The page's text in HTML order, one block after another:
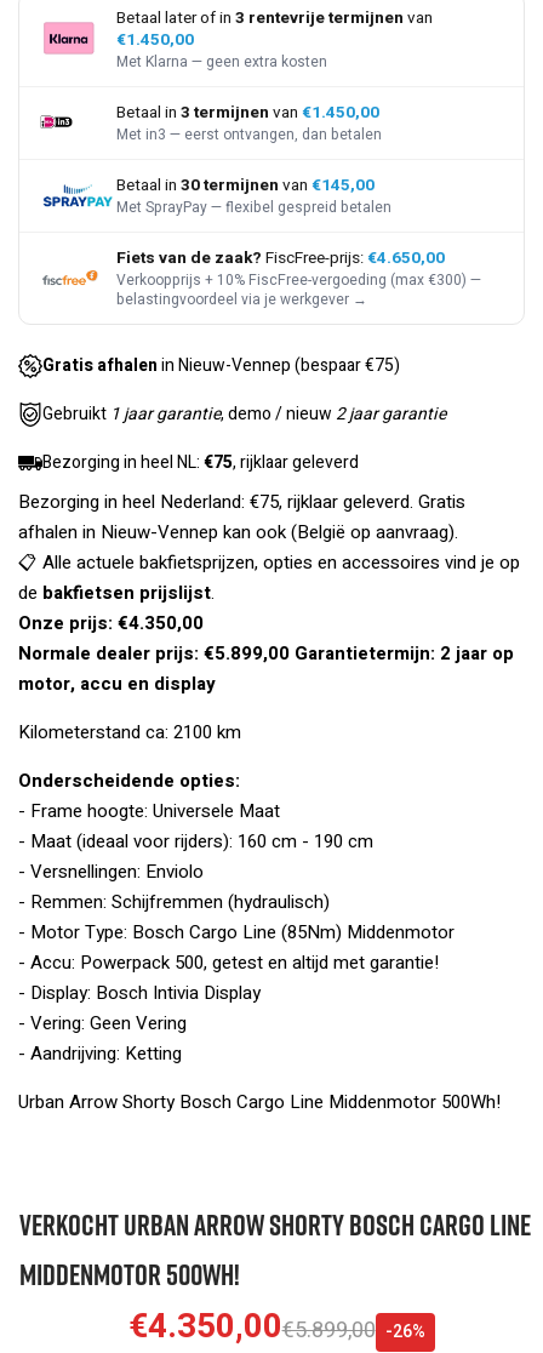
Betaal later of in 3 rentevrije termijnen van
€1.450,00
Met Klarna — geen extra kosten
Betaal in 3 termijnen van €1.450,00
Met in3 — eerst ontvangen, dan betalen
Betaal in 30 termijnen van €145,00
Met SprayPay — flexibel gespreid betalen
Fiets van de zaak? FiscFree-prijs:€4.650,00
Verkoopprijs + 10% FiscFree-vergoeding (max €300) —
belastingvoordeel via je werkgever →
Gratis afhalenin Nieuw-Vennep (bespaar €75)
Gebruikt 1 jaar garantie, demo / nieuw 2 jaar garantie
Bezorging in heel NL:€75, rijklaar geleverd
Bezorging in heel Nederland: €75, rijklaar geleverd. Gratis
afhalen in Nieuw-Vennep kan ook (België op aanvraag).
📋 Alle actuele bakfietsprijzen, opties en accessoires vind je op
de bakfietsen prijslijst.
Onze prijs: €4.350,00
Normale dealer prijs: €5.899,00 Garantietermijn: 2 jaar op
motor, accu en display
Kilometerstand ca: 2100 km
Onderscheidende opties:
- Frame hoogte: Universele Maat
- Maat (ideaal voor rijders): 160 cm - 190 cm
- Versnellingen: Enviolo
- Remmen: Schijfremmen (hydraulisch)
- Motor Type: Bosch Cargo Line (85Nm) Middenmotor
- Accu: Powerpack 500, getest en altijd met garantie!
- Display: Bosch Intivia Display
- Vering: Geen Vering
- Aandrijving: Ketting
Urban Arrow Shorty Bosch Cargo Line Middenmotor 500Wh!
VERKOCHT Urban Arrow Shorty Bosch Cargo Line
Middenmotor 500Wh!
€4.350,00€5.899,00 -26%